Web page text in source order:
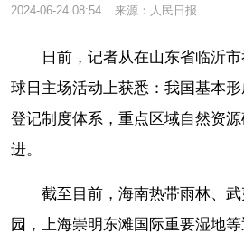
国情
国情 助残
海洋 草原
2024-06-24 08:54 来源：人民日报
日前，记者从在山东省临沂
球日主场活动上获悉：我国基本
登记制度体系，重点区域自然资
进。
截至目前，海南热带雨林、
园，上海崇明东滩国际重要湿地